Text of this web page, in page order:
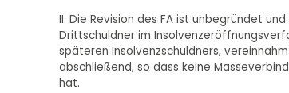
II. Die Revision des FA ist unbegründet
Drittschuldner im
späteren Insolvenzschuldners,
abschließend, so dass keine
hat.